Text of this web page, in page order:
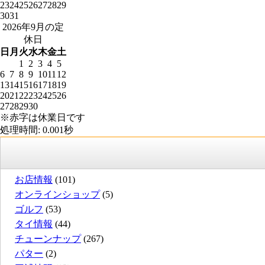
23242526272829
3031
2026年9月の定
休日
日 月 火水木金土
1
2 3 4 5
6 7 8 9 1011 12
13141516171819
2021 2223242526
27282930
※赤字は休業日です
処理時間: 0.001秒
お店情報 (101)
オンラインショップ(5)
ゴルフ (53)
タイ情報 (44)
チューンナップ(267)
パター (2)